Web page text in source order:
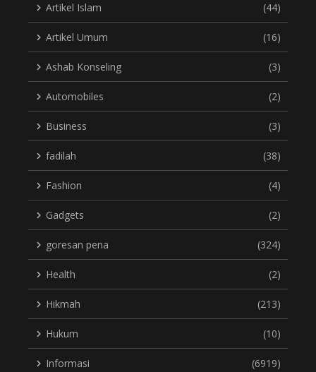
Artikel Islam (44)
Artikel Umum (16)
Ashab Konseling (3)
Automobiles (2)
Business (3)
fadilah (38)
Fashion (4)
Gadgets (2)
goresan pena (324)
Health (2)
Hikmah (213)
Hukum (10)
Informasi (6919)